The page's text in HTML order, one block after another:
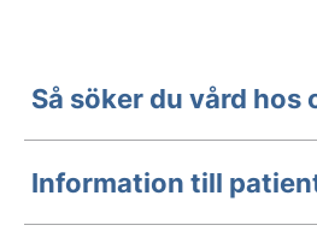
Så söker du vård hos
Information till